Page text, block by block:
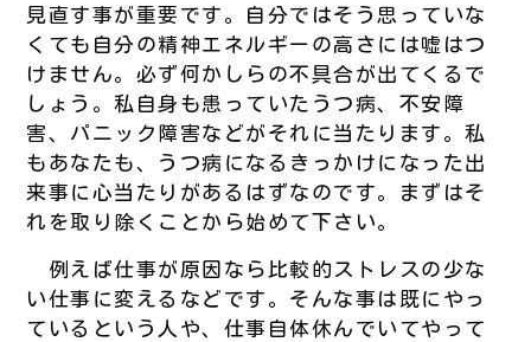
見直す事が重要です。自分ではそう思っていな
くても自分の精神エネルギーの高さには嘘はつ
けません。必ず何かしらの不具合が出てくるで
しょう。私自身も患っていたうつ病、不安障
害、パニック障害などがそれに当たります。私
もあなたも、うつ病になるきっかけになった出
来事に心当たりがあるはずなのです。まずはそ
れを取り除くことから始めて下さい。
例えば仕事が原因なら比較的ストレスの少な
い仕事に変えるなどです。そんな事は既にやっ
ているという人や、仕事自体休んでいてやって